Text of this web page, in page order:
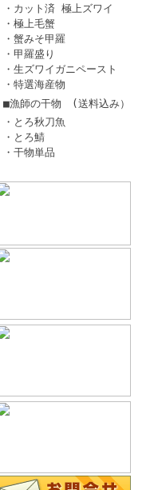
・カット済 極上ズワイ
・極上毛蟹
・蟹みそ甲羅
・甲羅盛り
・生ズワイガニペースト
・特選海産物
■漁師の干物 (送料込み）
・とろ秋刀魚
・とろ鯖
・干物単品